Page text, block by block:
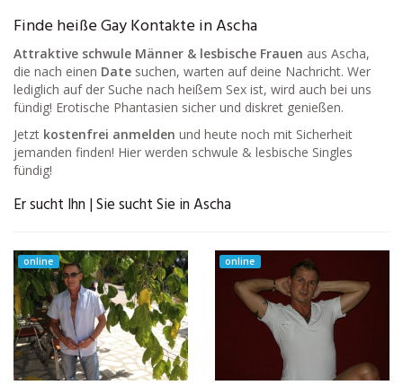
Finde heiße Gay Kontakte in Ascha
Attraktive schwule Männer & lesbische Frauen aus Ascha,
die nach einen Date suchen, warten auf deine Nachricht. Wer
lediglich auf der Suche nach heißem Sex ist, wird auch bei uns
fündig! Erotische Phantasien sicher und diskret genießen.
Jetzt kostenfrei anmelden und heute noch mit Sicherheit
jemanden finden! Hier werden schwule & lesbische Singles
fündig!
Er sucht Ihn | Sie sucht Sie in Ascha
online online